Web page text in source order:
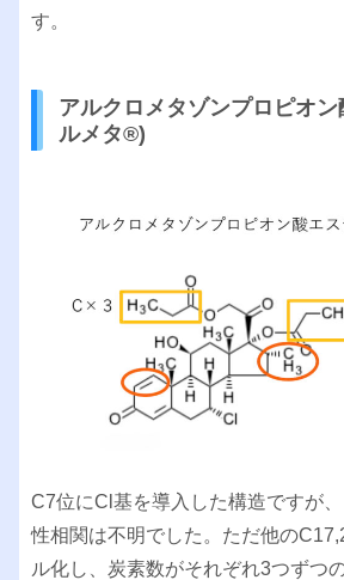
す。
アルクロメタゾンプロピオ
ルメタ®︎)
C7位にCl基を導入した構造ですが
性相関は不明でした。ただ他の
ル化し、炭素数がそれぞれ3つずつ